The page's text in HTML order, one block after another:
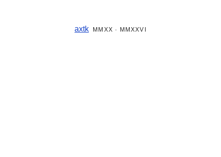
axtk MMXX · MMXXVI